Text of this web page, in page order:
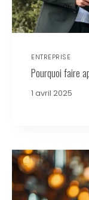
ENTREPRISE
Pourquoi faire
1 avril 2025